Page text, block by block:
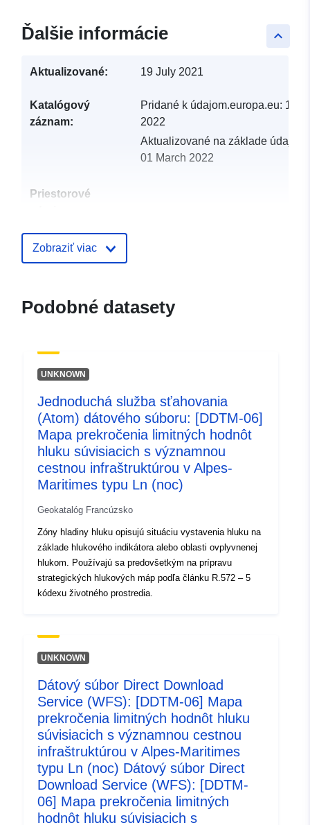
keyboard_arrow_up
Ďalšie informácie
Aktualizované: 19 July 2021
Katalógový
záznam:
Pridané k údajom.europa.eu: 19
2022
Aktualizované na základe
01 March 2022
Priestorové
Identifikátory:
2b45-40ea-881d-
4a14-b492-71036049d62e
Typ:
Zdroj:
http://inspire.ec.europa.eu/
codelist/ResourceType/services
Zobraziť viac
Podobné datasety
UNKNOWN
Jednoduchá služba sťahovania
(Atom) dátového súboru: [DDTM-06]
Mapa prekročenia limitných hodnôt
hluku súvisiacich s významnou
cestnou infraštruktúrou v Alpes-
Maritimes typu Ln (noc)
Geokatalóg Francúzsko
Zóny hladiny hluku opisujú situáciu vystavenia hluku na
základe hlukového indikátora alebo oblasti ovplyvnenej
hlukom. Používajú sa predovšetkým na prípravu
strategických hlukových máp podľa článku R.572 – 5
kódexu životného prostredia.
UNKNOWN
Dátový súbor Direct Download
Service (WFS): [DDTM-06] Mapa
prekročenia limitných hodnôt hluku
súvisiacich s významnou cestnou
infraštruktúrou v Alpes-Maritimes
typu Ln (noc) Dátový súbor Direct
Download Service (WFS): [DDTM-
06] Mapa prekročenia limitných
hodnôt hluku súvisiacich s